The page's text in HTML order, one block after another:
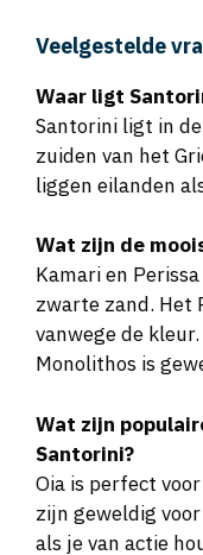
Santorini ligt in de
zuiden van het
liggen eilanden
Kamari en
zwarte zand. Het
vanwege de
Monolithos is
Santorini?
Oia is perfect
zijn geweldig
als je van actie